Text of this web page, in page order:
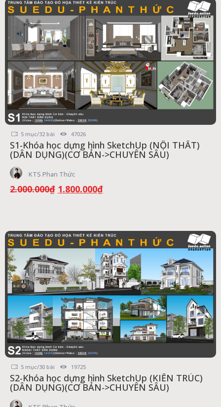
5 mục/32 bài 47026
S1-Khóa học dựng hình SketchUp (NỘI THẤT)
(DÂN DỤNG)(CƠ BẢN->CHUYÊN SÂU)
KTS Phan Thức
2.000.000₫ Giá
1.800.000₫Giá
5 mục/30 bài 19725
S2-Khóa học dựng hình SketchUp (KIẾN TRÚC)
(DÂN DỤNG)(CƠ BẢN->CHUYÊN SÂU)